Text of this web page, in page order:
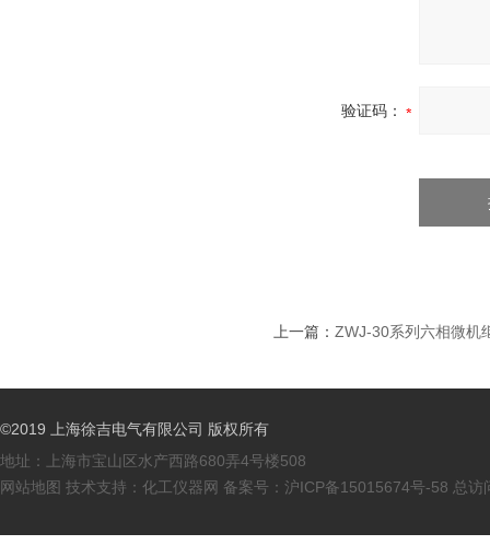
验证码：
上一篇： ZWJ-30系列六相微机
©2019 上海徐吉电气有限公司 版权所有
地址：上海市宝山区水产西路680弄4号楼508
网站地图 技术支持： 化工仪器网 备案号： 沪ICP备15015674号-58 总访